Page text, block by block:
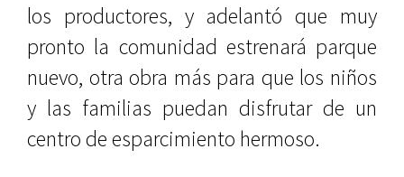
los productores, y adelantó que muy
pronto la comunidad estrenará parque
nuevo, otra obra más para que los niños
y las familias puedan disfrutar de un
centro de esparcimiento hermoso.